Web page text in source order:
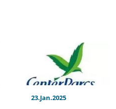
23.Jan.2025